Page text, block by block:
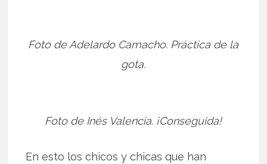
Foto de Adelardo Camacho. Práctica de la
gota.
Foto de Inés Valencia. ¡Conseguida!
En esto los chicos y chicas que han